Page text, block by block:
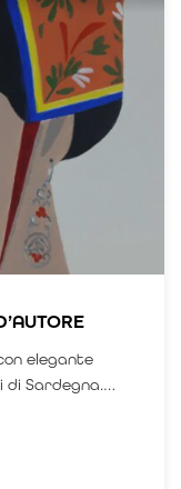
elegante
Sardegna.